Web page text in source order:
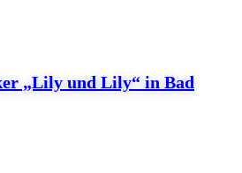
„Lily und Lily“ in Bad